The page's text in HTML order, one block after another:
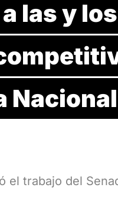
las y
el trabajo del